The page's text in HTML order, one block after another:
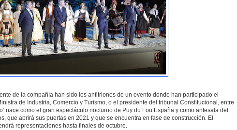
de la compañía han sido los anfitriones de un evento donde han participado el
de Industria, Comercio y Turismo, o el presidente del tribunal Constitucional, entre
nace como el gran espectáculo nocturno de Puy du Fou España y como antesala del
que abrirá sus puertas en 2021 y que se encuentra en fase de construcción. El
representaciones hasta finales de octubre.